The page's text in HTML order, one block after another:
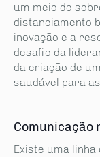
um meio de
distanciamento
inovação e a
desafio da
da criação de
saudável para
Comunicação
Existe uma